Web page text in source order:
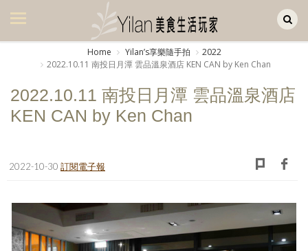
美食集
美飲集
廚房集
旅遊集
書房集
日記簿
Home Yilanʼs享樂隨手拍
2022
2022.10.11 南投日月潭 雲品溫泉酒店 KEN CAN by Ken Chan
2022.10.11 南投日月潭 雲品溫泉酒店
KEN CAN by Ken Chan
2022-10-30 訂閱電子報